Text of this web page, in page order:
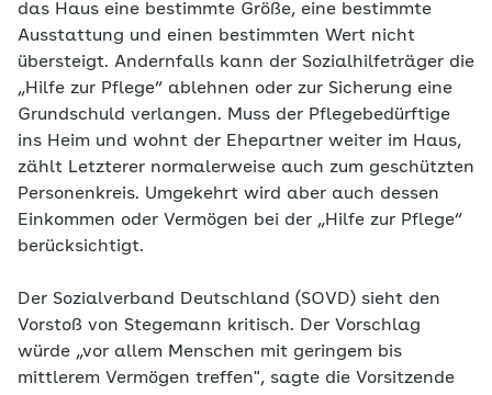
das Haus eine bestimmte Größe, eine bestimmte
Ausstattung und einen bestimmten Wert nicht
übersteigt. Andernfalls kann der Sozialhilfeträger die
„Hilfe zur Pflege“ ablehnen oder zur Sicherung eine
Grundschuld verlangen. Muss der Pflegebedürftige
ins Heim und wohnt der Ehepartner weiter im Haus,
zählt Letzterer normalerweise auch zum geschützten
Personenkreis. Umgekehrt wird aber auch dessen
Einkommen oder Vermögen bei der „Hilfe zur Pflege“
berücksichtigt.
Der Sozialverband Deutschland (SOVD) sieht den
Vorstoß von Stegemann kritisch. Der Vorschlag
würde „vor allem Menschen mit geringem bis
mittlerem Vermögen treffen", sagte die Vorsitzende